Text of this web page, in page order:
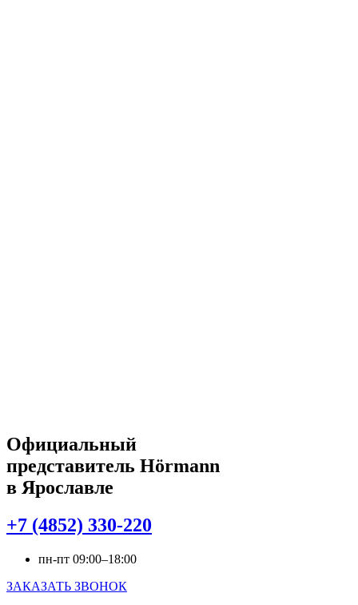
Официальный
представитель Hörmann
в Ярославле
+7 (4852) 330-220
пн-пт 09:00–18:00
ЗАКАЗАТЬ ЗВОНОК